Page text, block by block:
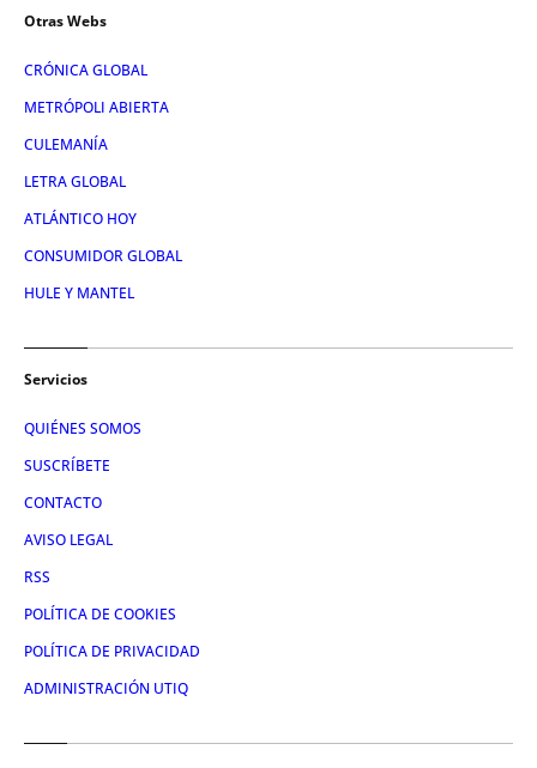
Otras Webs
CRÓNICA GLOBAL
METRÓPOLI ABIERTA
CULEMANÍA
LETRA GLOBAL
ATLÁNTICO HOY
CONSUMIDOR GLOBAL
HULE Y MANTEL
Servicios
QUIÉNES SOMOS
SUSCRÍBETE
CONTACTO
AVISO LEGAL
RSS
POLÍTICA DE COOKIES
POLÍTICA DE PRIVACIDAD
ADMINISTRACIÓN UTIQ